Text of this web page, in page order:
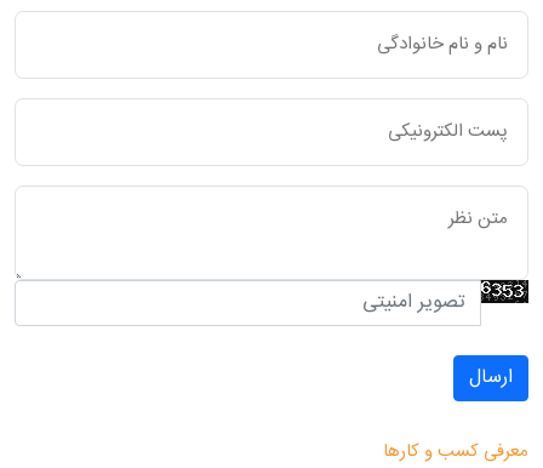
ارسال
معرفی کسب و کارها